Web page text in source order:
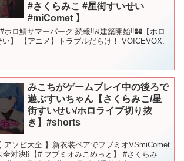
#さくらみこ #星街すいせい
#miComet 】
ホロ鯖サマーパーク 続報‼&建築開始‼🏰【ホロ
】 【アニメ】トラブルだらけ！ VOICEVOX:
みこちがゲームプレイ中の後ろで
遊ぶすいちゃん【さくらみこ/星
街すいせい/ホロライブ切り抜
き】#shorts
アソビ大全 】新衣装ペアでフブミオVSmiComet
全対決⁉【# フブミオみこめっと】 #さくらみ